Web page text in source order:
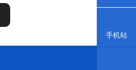
手机站